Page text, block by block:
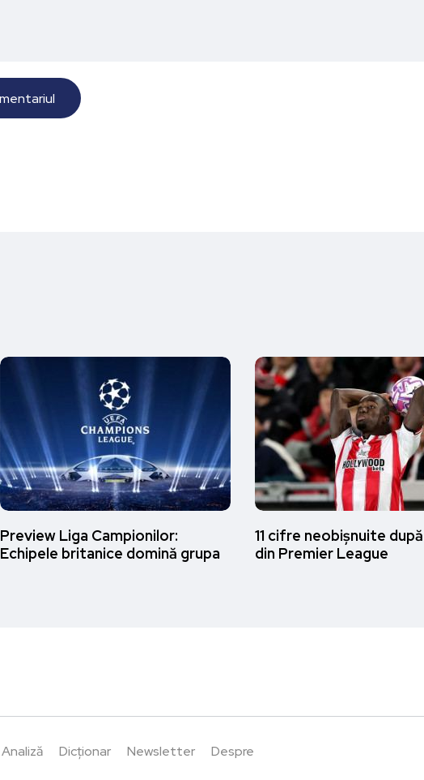
Preview Liga Campionilor:
Echipele britanice domină grupa
11 cifre neobișnuite
din Premier League
Analiză Dicționar Newsletter Despre